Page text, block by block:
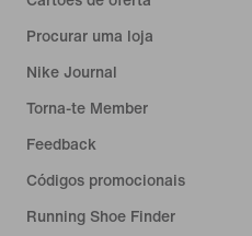
Procurar uma loja
Nike Journal
Torna-te Member
Feedback
Códigos promocionais
Running Shoe Finder